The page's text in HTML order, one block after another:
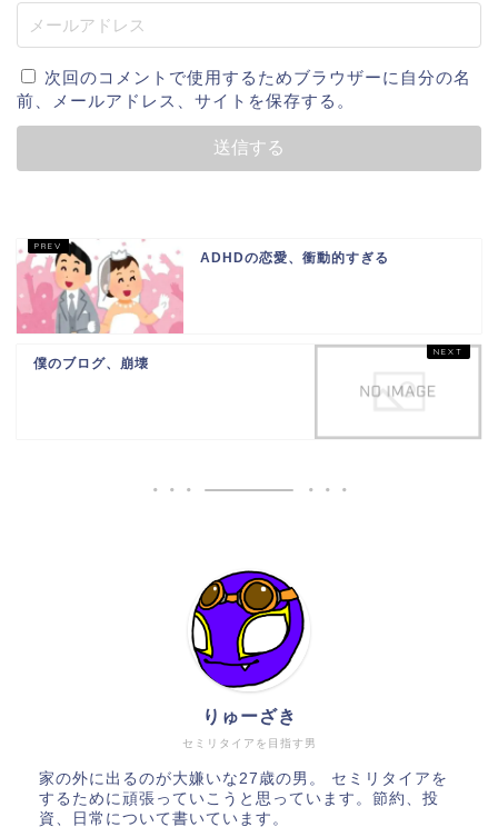
次回のコメントで使用するためブラウザーに自分の名
前、メールアドレス、サイトを保存する。
ADHDの恋愛、衝動的すぎる
僕のブログ、崩壊
セミリタイアを目指す男
りゅーざき
家の外に出るのが大嫌いな27歳の男。 セミリタイアを
するために頑張っていこうと思っています。節約、投
資、日常について書いています。